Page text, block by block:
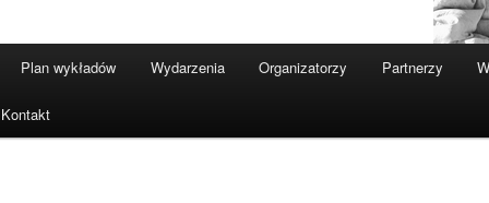
Plan wykładów Wydarzenia Organizatorzy Partnerzy
Kontakt